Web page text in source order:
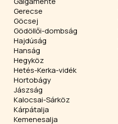
Gerecse
Göcsej
Gödöllői-dombság
Hajdúság
Hanság
Hegyköz
Hetés-Kerka-vidék
Hortobágy
Jászság
Kalocsai-Sárköz
Kárpátalja
Kemenesalja